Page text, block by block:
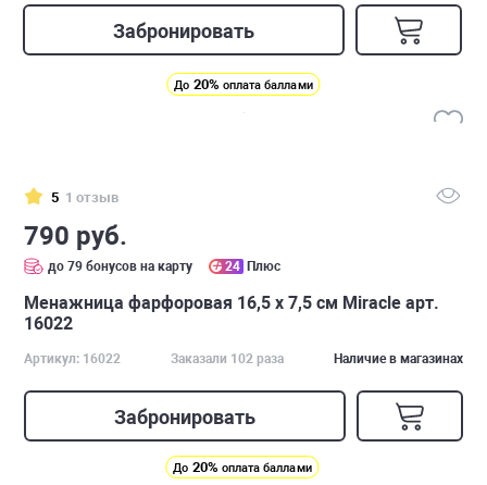
Забронировать
До 20% оплата баллами
5 1 отзыв
790 руб.
до 79 бонусов на карту 24 Плюс
Менажница фарфоровая 16,5 х 7,5 см Miracle арт.
16022
Артикул: 16022 Заказали 102 раза Наличие в магазинах
Забронировать
До 20% оплата баллами